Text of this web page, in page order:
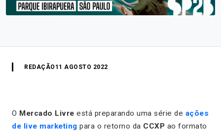
REDAÇÃO 11 AGOSTO 2022
O Mercado Livre está preparando uma série de ações
de live marketing para o retorno da CCXP ao formato